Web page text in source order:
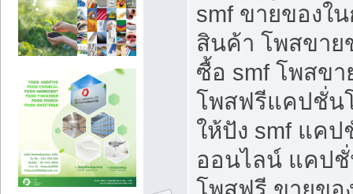
smf ขายของใ
สินค้า โพสขาย
ซื้อ smf โพสข
โพสฟรีแคปชั่น
ให้ปัง smf แค
ออนไลน์ แคป